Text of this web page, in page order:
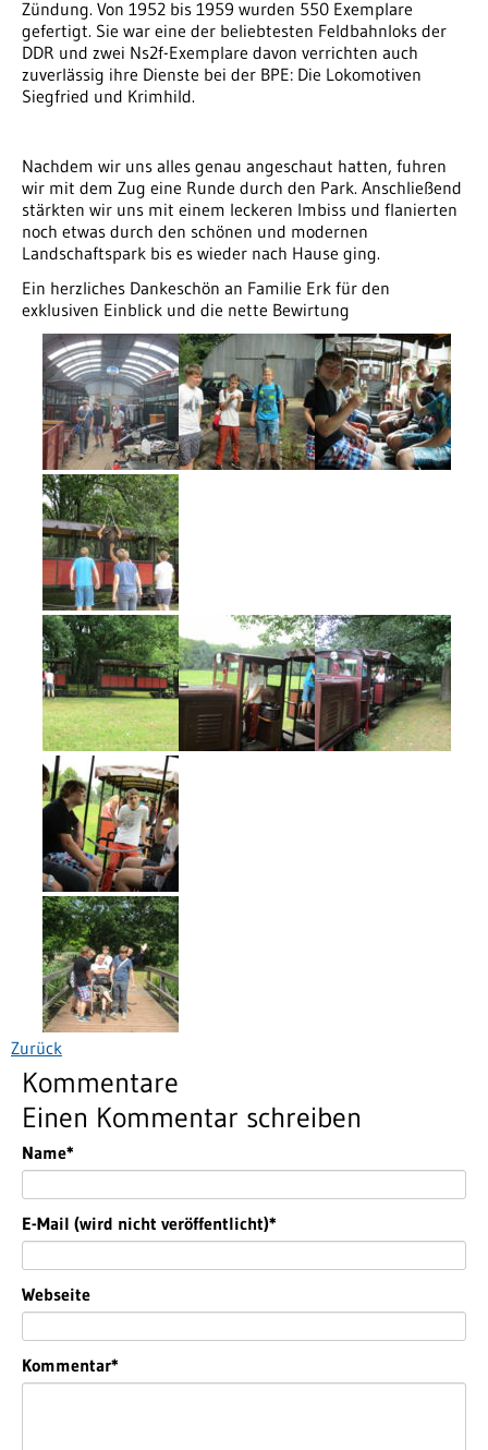
Zündung. Von 1952 bis 1959 wurden 550 Exemplare
gefertigt. Sie war eine der beliebtesten Feldbahnloks der
DDR und zwei Ns2f-Exemplare davon verrichten auch
zuverlässig ihre Dienste bei der BPE: Die Lokomotiven
Siegfried und Krimhild.
Nachdem wir uns alles genau angeschaut hatten, fuhren
wir mit dem Zug eine Runde durch den Park. Anschließend
stärkten wir uns mit einem leckeren Imbiss und flanierten
noch etwas durch den schönen und modernen
Landschaftspark bis es wieder nach Hause ging.
Ein herzliches Dankeschön an Familie Erk für den
exklusiven Einblick und die nette Bewirtung
Zurück
Kommentare
Einen Kommentar schreiben
Pflichtfeld
Name*
Pflichtfeld
E-Mail (wird nicht veröffentlicht)*
Webseite
Pflichtfeld
Kommentar*